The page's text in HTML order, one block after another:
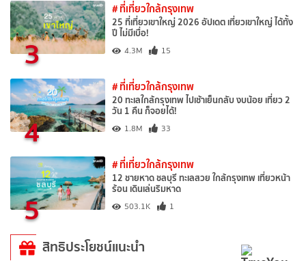
3
# ที่เที่ยวใกล้กรุงเทพ
25 ที่เที่ยวเขาใหญ่ 2026 อัปเดต เที่ยวเขาใหญ่ ได้ทั้ง
ปี ไม่มีเบื่อ!
4.3M 15
4
# ที่เที่ยวใกล้กรุงเทพ
20 ทะเลใกล้กรุงเทพ ไปเช้าเย็นกลับ งบน้อย เที่ยว 2
วัน 1 คืน ก็จอยได้!
1.8M 33
5
# ที่เที่ยวใกล้กรุงเทพ
12 ชายหาด ชลบุรี ทะเลสวย ใกล้กรุงเทพ เที่ยวหน้า
ร้อน เดินเล่นริมหาด
503.1K 1
สิทธิประโยชน์แนะนำ